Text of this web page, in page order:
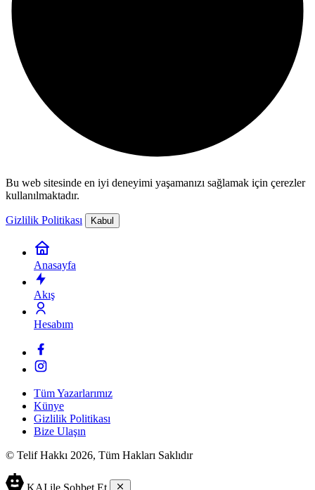
Bu web sitesinde en iyi deneyimi yaşamanızı sağlamak için çerezler
kullanılmaktadır.
Gizlilik Politikası Kabul
Anasayfa
Akış
Hesabım
Tüm Yazarlarımız
Künye
Gizlilik Politikası
Bize Ulaşın
© Telif Hakkı 2026, Tüm Hakları Saklıdır
KAI ile Sohbet Et